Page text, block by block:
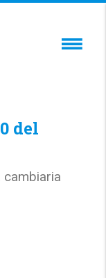
del